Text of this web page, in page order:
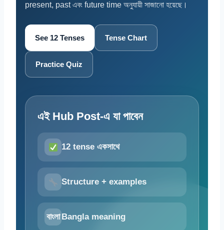
present, past এবং future time অনুযায়ী সাজানো হয়েছে।
See 12 Tenses Tense Chart
Practice Quiz
এই Hub Post-এ যা পাবেন
12 tense একসাথে
Structure + examples
বাংলা Bangla meaning